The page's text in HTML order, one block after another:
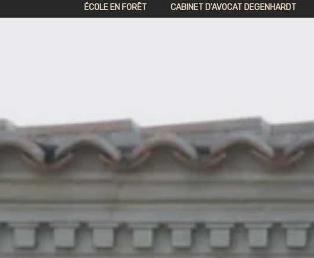
ÉCOLE EN FORÊT
CABINET D'AVOCAT DEGENHARDT